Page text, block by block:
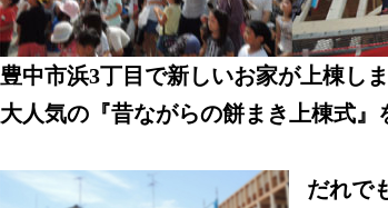
豊中市浜3丁目で新しいお家が上棟し
大人気の『昔ながらの餅まき上棟式』
だれで